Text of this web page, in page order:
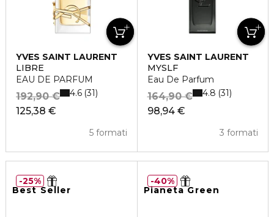
YVES SAINT LAURENT
LIBRE
EAU DE PARFUM
125,38 €
192,90 €
5 formati
4.6 31
YVES SAINT LAURENT
MYSLF
Eau De Parfum
98,94 €
164,90 €
3 formati
4.8 31
Best Seller
25%
Pianeta Green
40%